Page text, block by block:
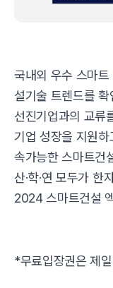
국내외 우수 스마
설기술 트렌드를
선진기업과의 교류
기업 성장을 지원하
속가능한 스마트건
산·학·연 모두가 한
2024 스마트건설
*무료입장권은 제